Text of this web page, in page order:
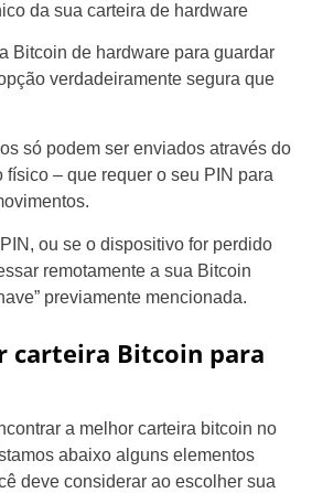
da sua carteira de hardware
Bitcoin de hardware para guardar
verdadeiramente segura que
só podem ser enviados através do
– que requer o seu PIN para
ou se o dispositivo for perdido
remotamente a sua Bitcoin
previamente mencionada.
carteira Bitcoin para
a melhor carteira bitcoin no
abaixo alguns elementos
deve considerar ao escolher sua